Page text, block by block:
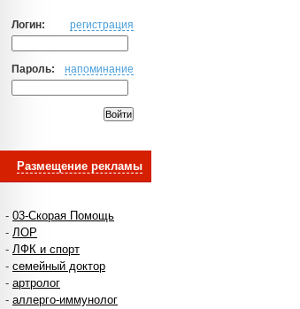
Логин: регистрация
Пароль: напоминание
Размещение рекламы
- 03-Скорая Помощь
- ЛОР
- ЛФК и спорт
- семейный доктор
- артролог
- аллерго-иммунолог